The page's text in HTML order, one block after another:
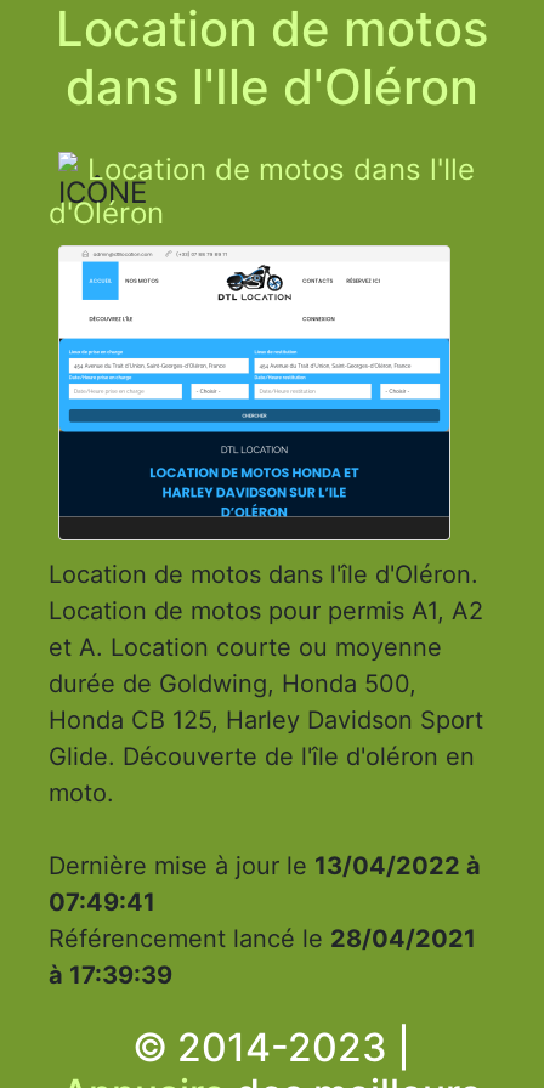
Location de motos
dans l'Ile d'Oléron
Location de motos dans l'Ile
d'Oléron
Location de motos dans l'île d'Oléron.
Location de motos pour permis A1, A2
et A. Location courte ou moyenne
durée de Goldwing, Honda 500,
Honda CB 125, Harley Davidson Sport
Glide. Découverte de l'île d'oléron en
moto.
Dernière mise à jour le 13/04/2022 à
07:49:41
Référencement lancé le 28/04/2021
à 17:39:39
© 2014-2023 |